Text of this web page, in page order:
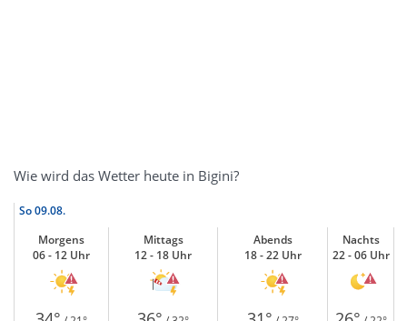
Wie wird das Wetter heute in Bigini?
So09.08.
Morgens
06 - 12 Uhr
Mittags
12 - 18 Uhr
Abends
18 - 22 Uhr
Nachts
22 - 06 Uhr